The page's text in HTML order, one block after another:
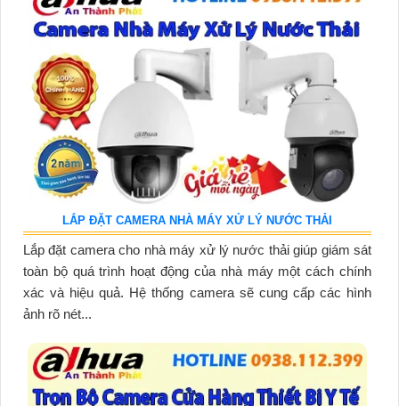
LẮP ĐẶT CAMERA NHÀ MÁY XỬ LÝ NƯỚC THẢI
Lắp đặt camera cho nhà máy xử lý nước thải giúp giám sát
toàn bộ quá trình hoạt động của nhà máy một cách chính
xác và hiệu quả. Hệ thống camera sẽ cung cấp các hình
ảnh rõ nét...